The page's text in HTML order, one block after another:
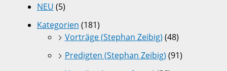
NEU (5)
Kategorien (181)
Vorträge (Stephan Zeibig) (48)
Predigten (Stephan Zeibig) (91)